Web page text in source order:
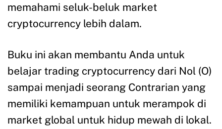
memahami seluk-beluk market
cryptocurrency lebih dalam.
Buku ini akan membantu Anda untuk
belajar trading cryptocurrency dari Nol (O)
sampai menjadi seorang Contrarian yang
memiliki kemampuan untuk merampok di
market global untuk hidup mewah di lokal.